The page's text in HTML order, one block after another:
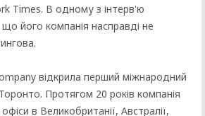
Times. В одному з інтерв'ю
його компанія насправді не
відкрила перший міжнародний
Протягом 20 років компанія
в Великобританії, Австралії,